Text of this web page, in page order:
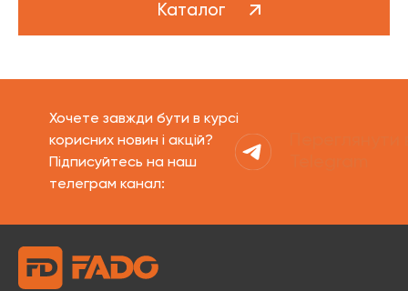
Каталог
Хочете завжди бути в курсі
корисних новин і акцій?
Підписуйтесь на наш
телеграм канал: